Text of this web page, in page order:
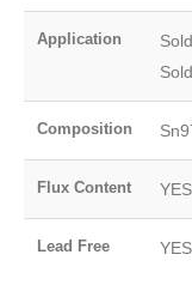
Application
Composition
Flux Content YES
Lead Free YES